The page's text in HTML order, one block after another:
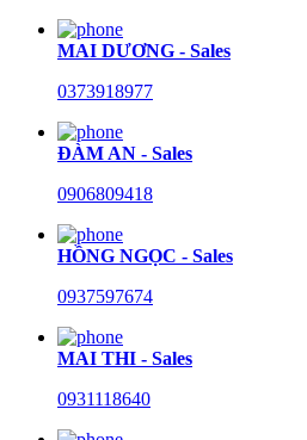
MAI DƯƠNG - Sales
0373918977
ĐÀM AN - Sales
0906809418
HỒNG NGỌC - Sales
0937597674
MAI THI - Sales
0931118640